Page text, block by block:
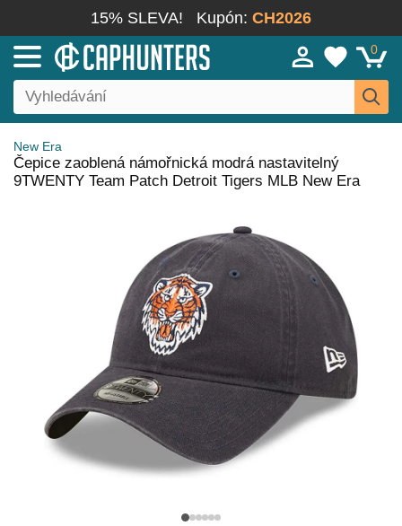
15% SLEVA! Kupón: CH2026
0
New Era
Čepice zaoblená námořnická modrá nastavitelný
9TWENTY Team Patch Detroit Tigers MLB New Era